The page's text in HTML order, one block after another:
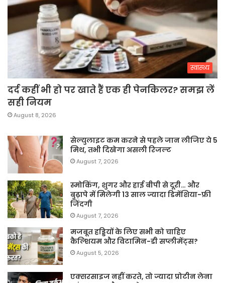
स्वास्थ्य
दर्द कहीं भी हो पर खाते हैं एक ही पेनकिलर? समझ लें
सही नियम
August 8, 2026
सेल्युलाइट कम करने से पहले जान लीजिए ये 5
मिथ, तभी दिखेगा असली रिजल्ट
August 7, 2026
स्मोकिंग, शुगर और हाई बीपी से दूरी… और
बुढ़ापे में मिलेगी 13 साल ज्यादा डिमेंशिया-फ्री
जिंदगी
August 7, 2026
मजबूत हड्डियों के लिए सभी को चाहिए
कैल्शियम और विटामिन-डी सप्लीमेंट्स?
August 5, 2026
एक्सरसाइज नहीं करते, तो ज्यादा प्रोटीन लेना